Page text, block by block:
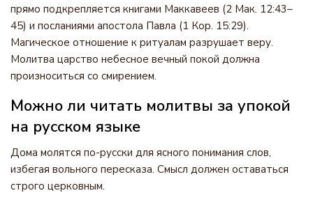
прямо подкрепляется книгами Маккавеев (2 Мак. 12:43–
45) и посланиями апостола Павла (1 Кор. 15:29).
Магическое отношение к ритуалам разрушает веру.
Молитва царство небесное вечный покой должна
произноситься со смирением.
Можно ли читать молитвы за упокой
на русском языке
Дома молятся по-русски для ясного понимания слов,
избегая вольного пересказа. Смысл должен оставаться
строго церковным.